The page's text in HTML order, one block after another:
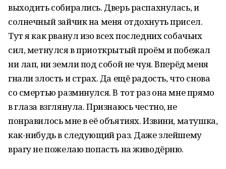
выходить собирались. Дверь распахнулась, и
солнечный зайчик на меня отдохнуть присел.
Тут я как рванул изо всех последних собачьих
сил, метнулся в приоткрытый проём и побежал
ни лап, ни земли под собой не чуя. Вперёд меня
гнали злость и страх. Да ещё радость, что снова
со смертью разминулся. В тот раз она мне прямо
в глаза взглянула. Признаюсь честно, не
понравилось мне в её объятиях. Извини, матушка,
как-нибудь в следующий раз. Даже злейшему
врагу не пожелаю попасть на живодёрню.